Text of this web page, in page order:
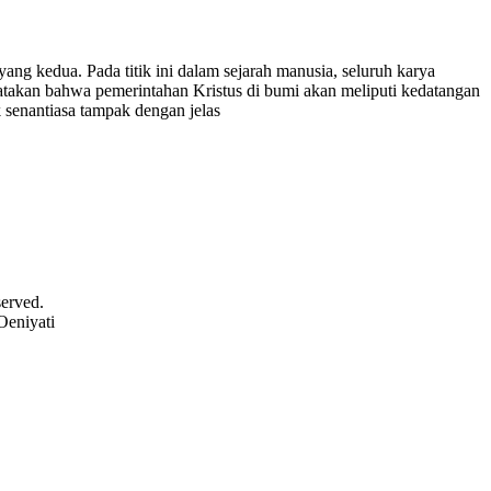
kedua. Pada titik ini dalam sejarah manusia, seluruh karya
bahwa pemerintahan Kristus di bumi akan meliputi kedatangan
tampak dengan jelas